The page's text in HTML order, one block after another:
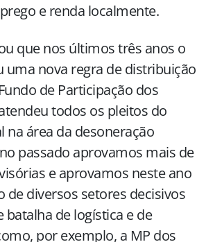
e renda localmente.
que nos últimos três anos o
uma nova regra de distribuição
de Participação dos
todos os pleitos do
na área da desoneração
passado aprovamos mais de
e aprovamos neste ano
de diversos setores decisivos
batalha de logística e de
por exemplo, a MP dos